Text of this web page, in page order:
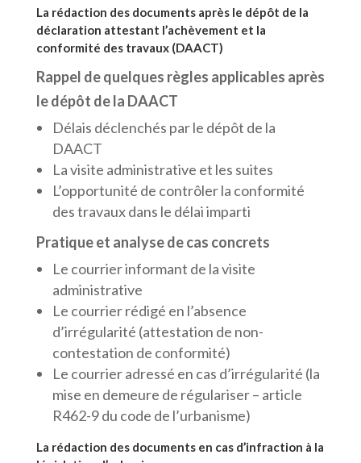
La rédaction des documents après le dépôt de la
déclaration attestant l’achèvement et la
conformité des travaux (DAACT)
Rappel de quelques règles applicables après
le dépôt de la DAACT
Délais déclenchés par le dépôt de la
DAACT
La visite administrative et les suites
L’opportunité de contrôler la conformité
des travaux dans le délai imparti
Pratique et analyse de cas concrets
Le courrier informant de la visite
administrative
Le courrier rédigé en l’absence
d’irrégularité (attestation de non-
contestation de conformité)
Le courrier adressé en cas d’irrégularité (la
mise en demeure de régulariser – article
R462-9 du code de l’urbanisme)
La rédaction des documents en cas d’infraction à la